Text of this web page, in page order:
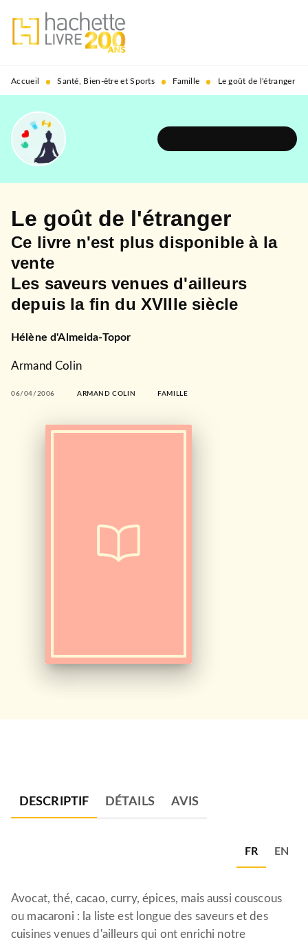
MENU RECHERCHE
PIED DE PAGE
Accueil • Santé, Bien-être et Sports • Famille • Le goût de l'étranger
Le goût de l'étranger
Ce livre n'est plus disponible à la
vente
Les saveurs venues d'ailleurs
depuis la fin du XVIIIe siècle
Hélène d'Almeida-Topor
Armand Colin
06/04/2006 ARMAND COLIN FAMILLE
DESCRIPTIF DÉTAILS AVIS
FR EN
Avocat, thé, cacao, curry, épices, mais aussi couscous
ou macaroni : la liste est longue des saveurs et des
cuisines venues d'ailleurs qui ont enrichi notre